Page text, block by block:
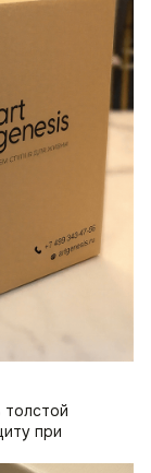
толстой
при